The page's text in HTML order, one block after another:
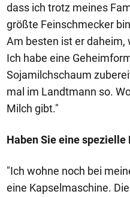
dass ich trotz meines
größte Feinschmecker
Am besten ist er daheim,
Ich habe eine
Sojamilchschaum
mal im Landtmann so.
Milch gibt."
Haben Sie eine
"Ich wohne noch bei
eine Kapselmaschine.